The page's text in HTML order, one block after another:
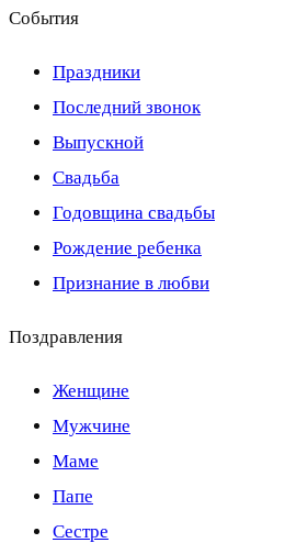
События
Праздники
Последний звонок
Выпускной
Свадьба
Годовщина свадьбы
Рождение ребенка
Признание в любви
Поздравления
Женщине
Мужчине
Маме
Папе
Сестре